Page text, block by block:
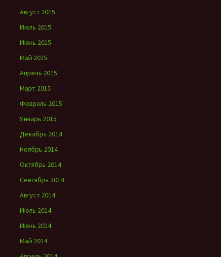
Август 2015
Июль 2015
Июнь 2015
Май 2015
Апрель 2015
Март 2015
Февраль 2015
Январь 2015
Декабрь 2014
Ноябрь 2014
Октябрь 2014
Сентябрь 2014
Август 2014
Июль 2014
Июнь 2014
Май 2014